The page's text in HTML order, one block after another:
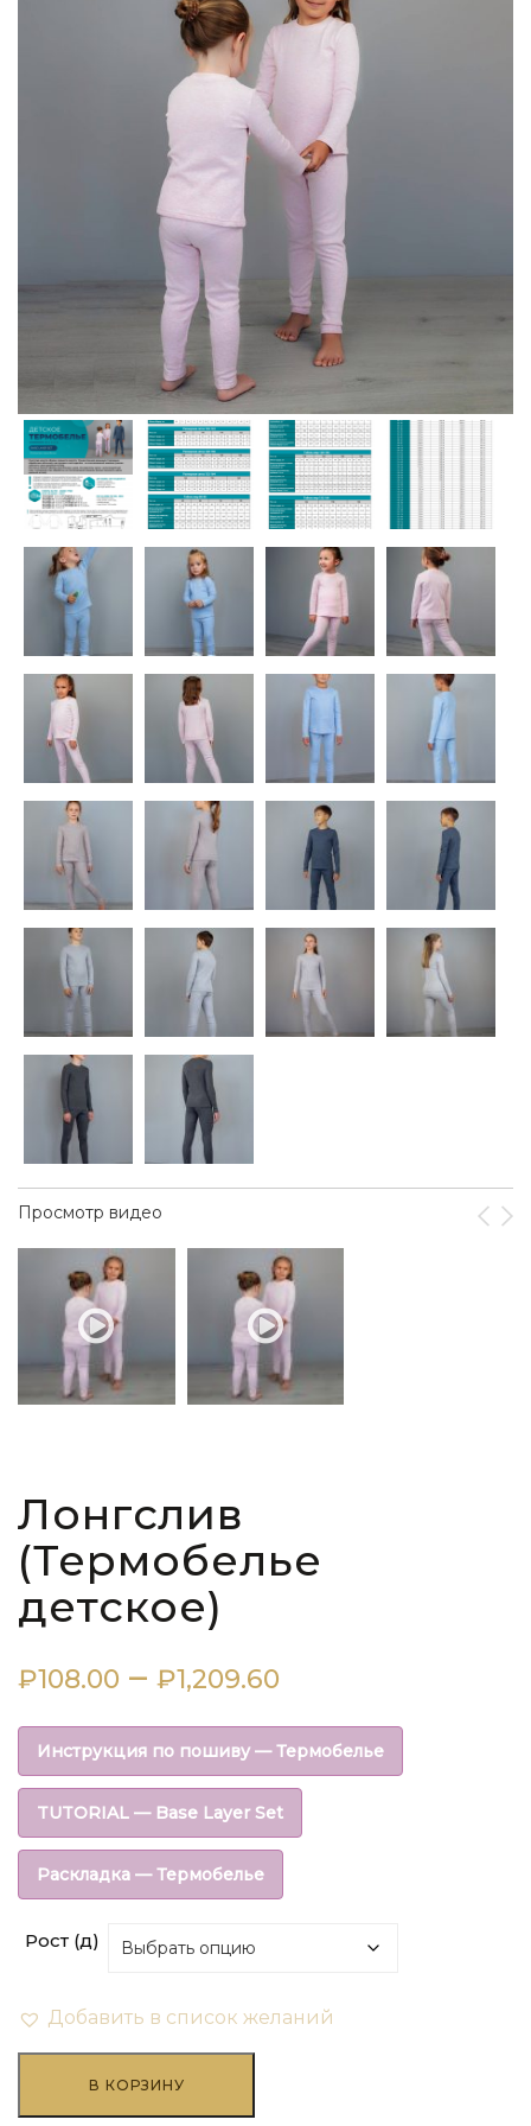
Просмотр видео
Лонгслив
(Термобелье
детское)
₽108.00 – ₽1,209.60
цен:
₽108.00
–
₽1,209.60
Инструкция по пошиву — Термобелье
TUTORIAL — Base Layer Set
Раскладка — Термобелье
Рост (д)
Добавить в список желаний
Лонгслив
В КОРЗИНУ